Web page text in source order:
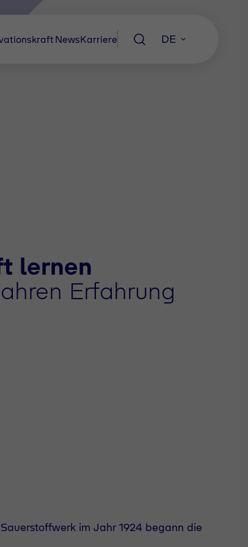
NewsKarriere DE
lernen
Erfahrung
im Jahr 1924 begann die